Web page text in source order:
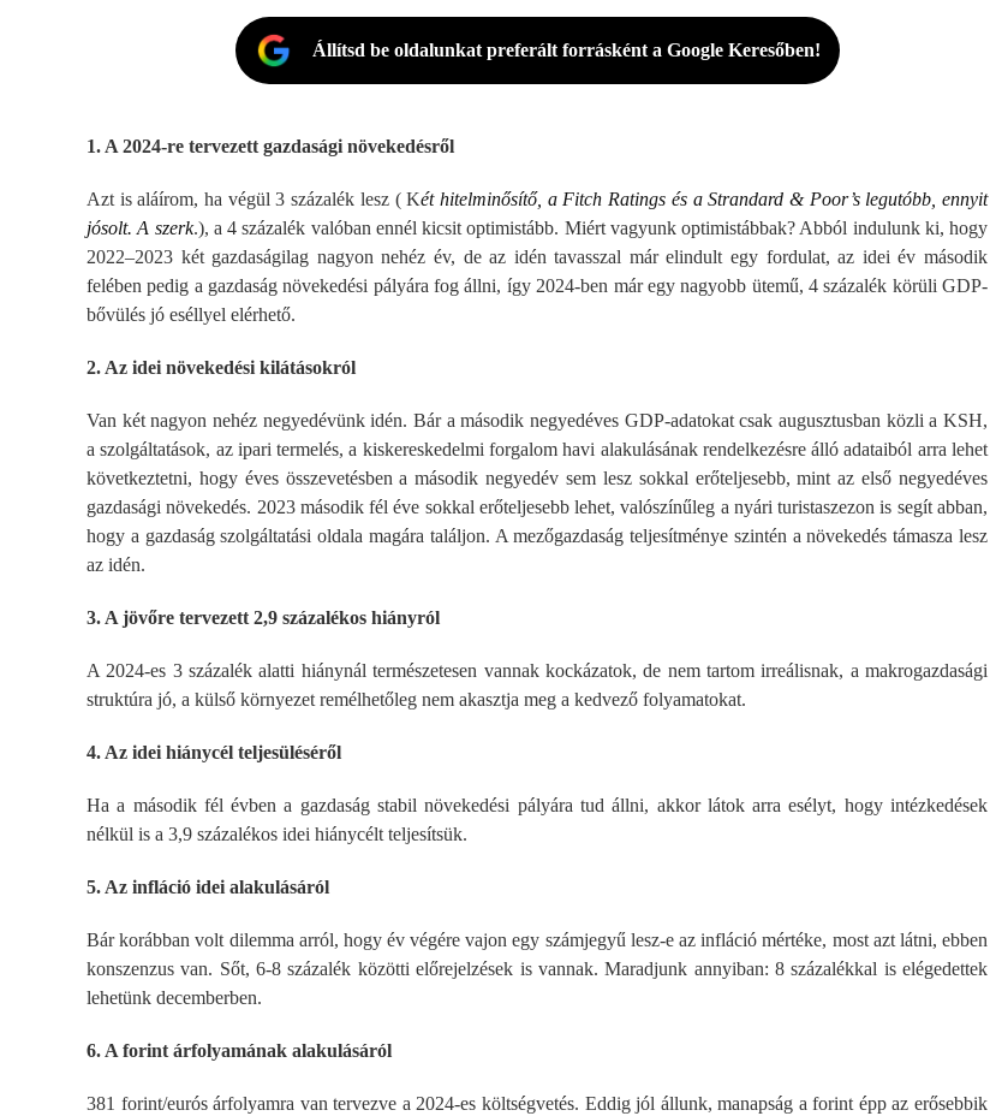
Állítsd be oldalunkat preferált forrásként a Google Keresőben!
1. A 2024-re tervezett gazdasági növekedésről
Azt is aláírom, ha végül 3 százalék lesz ( Két hitelminősítő, a Fitch Ratings és a Strandard & Poor’s legutóbb, ennyit
jósolt. A szerk.), a 4 százalék valóban ennél kicsit optimistább. Miért vagyunk optimistábbak? Abból indulunk ki, hogy
2022–2023 két gazdaságilag nagyon nehéz év, de az idén tavasszal már elindult egy fordulat, az idei év második
felében pedig a gazdaság növekedési pályára fog állni, így 2024-ben már egy nagyobb ütemű, 4 százalék körüli GDP-
bővülés jó eséllyel elérhető.
2. Az idei növekedési kilátásokról
Van két nagyon nehéz negyedévünk idén. Bár a második negyedéves GDP-adatokat csak augusztusban közli a KSH,
a szolgáltatások, az ipari termelés, a kiskereskedelmi forgalom havi alakulásának rendelkezésre álló adataiból arra lehet
következtetni, hogy éves összevetésben a második negyedév sem lesz sokkal erőteljesebb, mint az első negyedéves
gazdasági növekedés. 2023 második fél éve sokkal erőteljesebb lehet, valószínűleg a nyári turistaszezon is segít abban,
hogy a gazdaság szolgáltatási oldala magára találjon. A mezőgazdaság teljesítménye szintén a növekedés támasza lesz
az idén.
3. A jövőre tervezett 2,9 százalékos hiányról
A 2024-es 3 százalék alatti hiánynál természetesen vannak kockázatok, de nem tartom irreálisnak, a makrogazdasági
struktúra jó, a külső környezet remélhetőleg nem akasztja meg a kedvező folyamatokat.
4. Az idei hiánycél teljesüléséről
Ha a második fél évben a gazdaság stabil növekedési pályára tud állni, akkor látok arra esélyt, hogy intézkedések
nélkül is a 3,9 százalékos idei hiánycélt teljesítsük.
5. Az infláció idei alakulásáról
Bár korábban volt dilemma arról, hogy év végére vajon egy számjegyű lesz-e az infláció mértéke, most azt látni, ebben
konszenzus van. Sőt, 6-8 százalék közötti előrejelzések is vannak. Maradjunk annyiban: 8 százalékkal is elégedettek
lehetünk decemberben.
6. A forint árfolyamának alakulásáról
381 forint/eurós árfolyamra van tervezve a 2024-es költségvetés. Eddig jól állunk, manapság a forint épp az erősebbik